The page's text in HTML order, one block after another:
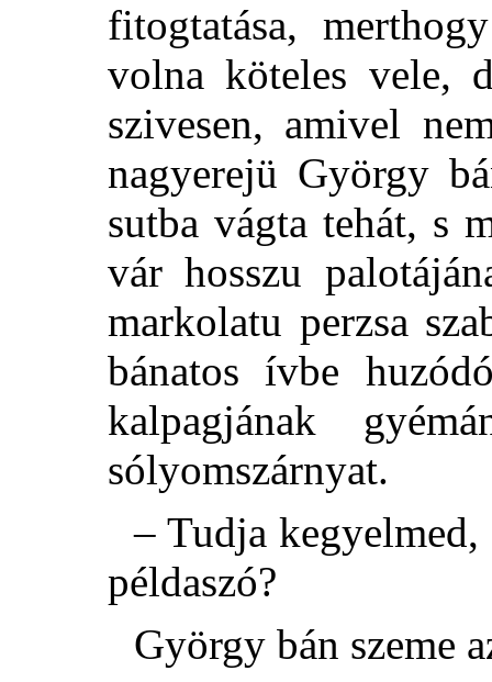
fitogtatása,
volna köteles vele,
szivesen, amivel
nagyerejü György
sutba vágta tehát, s
vár hosszu
markolatu perzsa
bánatos ívbe
kalpagjának
sólyomszárnyat.
– Tudja
példaszó?
György bán szeme